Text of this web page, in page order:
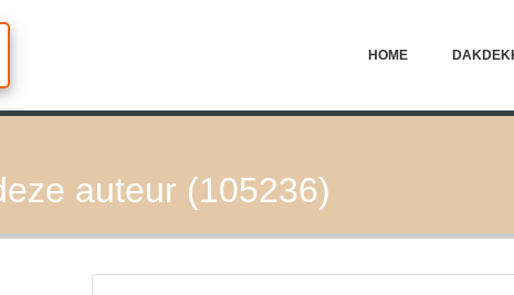
HOME
auteur (105236)